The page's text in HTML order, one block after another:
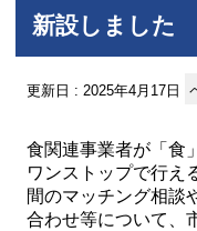
新設しました
更新日 : 2025年4月17日
食関連事業者が「食
ワンストップで行え
間のマッチング相談
合わせ等について、